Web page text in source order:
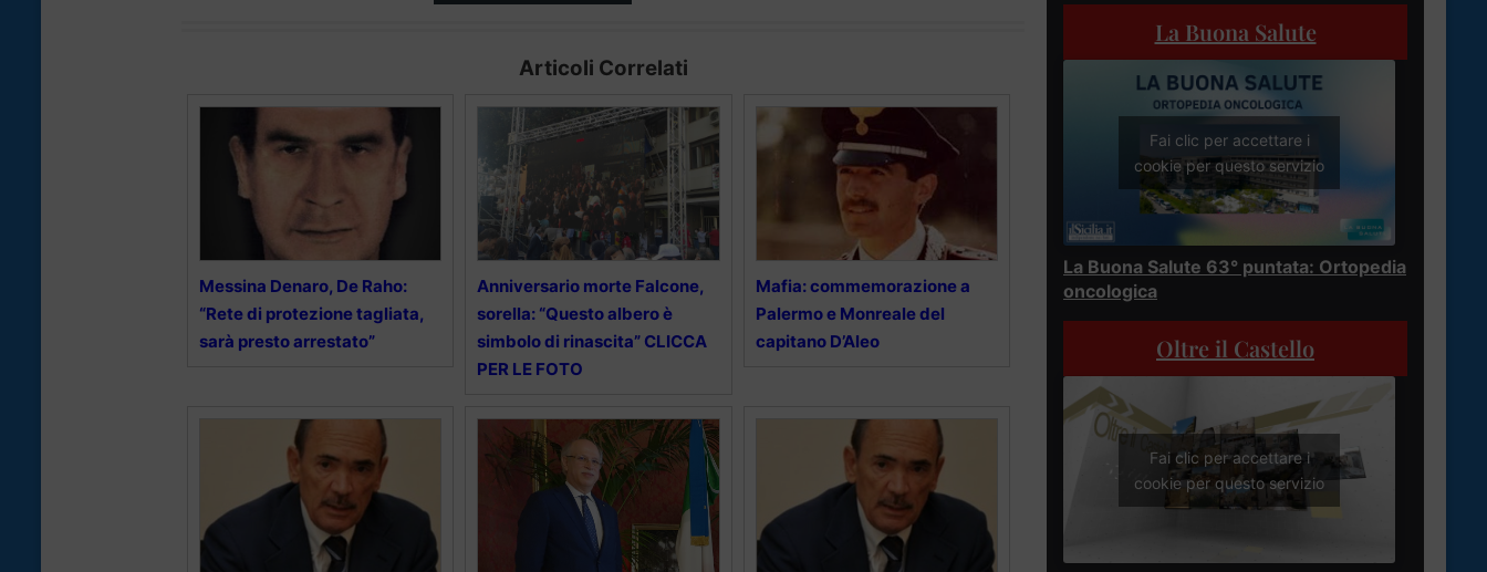
Articoli Correlati
Messina Denaro, De Raho:
“Rete di protezione tagliata,
sarà presto arrestato”
Anniversario morte Falcone,
sorella: “Questo albero è
simbolo di rinascita” CLICCA
PER LE FOTO
Mafia: commemorazione a
Palermo e Monreale del
capitano D’Aleo
La Buona Salute
Fai clic per accettare i
cookie per questo servizio
La Buona Salute 63° puntata: Ortopedia
oncologica
Oltre il Castello
Fai clic per accettare i
cookie per questo servizio